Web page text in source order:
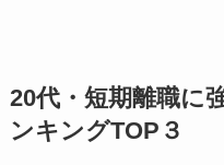
20代・短期離職に
ンキングTOP３